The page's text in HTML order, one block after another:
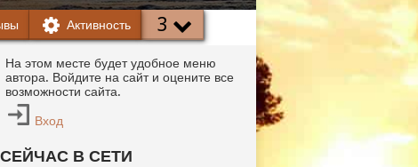
Активность 3
На этом месте будет удобное меню
автора. Войдите на сайт и оцените все
возможности сайта.
Вход
СЕЙЧАС В СЕТИ